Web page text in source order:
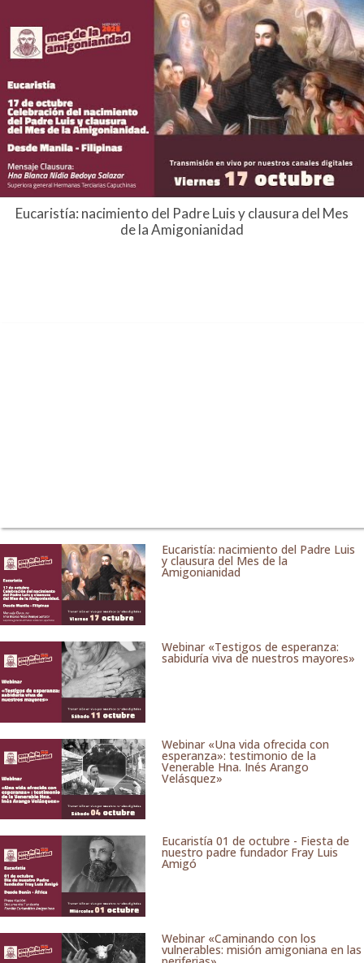
Eucaristía: nacimiento del Padre Luis y clausura del Mes
de la Amigonianidad
Eucaristía: nacimiento del Padre Luis
y clausura del Mes de la
Amigonianidad
Webinar «Testigos de esperanza:
sabiduría viva de nuestros mayores»
Webinar «Una vida ofrecida con
esperanza»: testimonio de la
Venerable Hna. Inés Arango
Velásquez»
Eucaristía 01 de octubre - Fiesta de
nuestro padre fundador Fray Luis
Amigó
Webinar «Caminando con los
vulnerables: misión amigoniana en las